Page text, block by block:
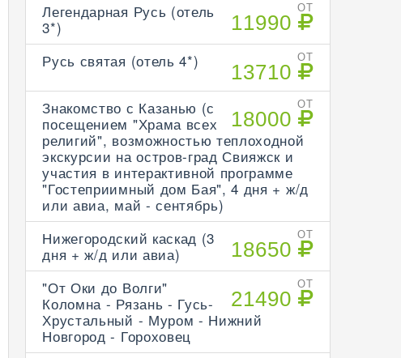
ОТ
11990
Легендарная Русь (отель
3*)
ОТ
13710
Русь святая (отель 4*)
ОТ
18000
Знакомство с Казанью (с
посещением "Храма всех
религий", возможностью теплоходной
экскурсии на остров-град Свияжск и
участия в интерактивной программе
"Гостеприимный дом Бая", 4 дня + ж/д
или авиа, май - сентябрь)
ОТ
18650
Нижегородский каскад (3
дня + ж/д или авиа)
ОТ
21490
"От Оки до Волги"
Коломна - Рязань - Гусь-
Хрустальный - Муром - Нижний
Новгород - Гороховец